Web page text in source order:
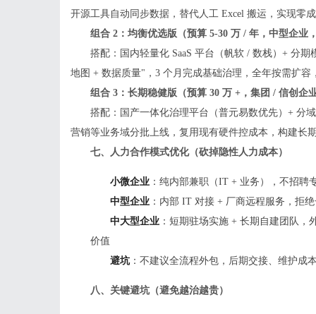
开源工具自动同步数据，替代人工 Excel 搬运，实现零
组合 2：均衡优选版（预算 5-30 万 / 年，中型企业
搭配：国内轻量化 SaaS 平台（帆软 / 数栈）+ 分
地图 + 数据质量"，3 个月完成基础治理，全年按需扩
组合 3：长期稳健版（预算 30 万 +，集团 / 信创企
搭配：国产一体化治理平台（普元易数优先）+ 分
营销等业务域分批上线，复用现有硬件控成本，构建长
七、人力合作模式优化（砍掉隐性人力成本）
小微企业 ：纯内部兼职（IT + 业务），不招聘
中型企业 ：内部 IT 对接 + 厂商远程服务，拒
中大型企业 ：短期驻场实施 + 长期自建团队
价值
避坑：不建议全流程外包，后期交接、维护成
八、关键避坑（避免越治越贵）